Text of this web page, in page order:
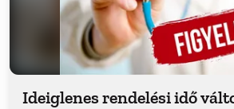
Ideiglenes rendelési idő